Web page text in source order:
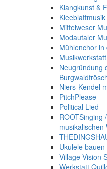
Klangkunst &
Mittelweser
Modautaler
Mühlenchor in
Neugründung
Niers-Kendel
PitchPlease
Political Lied
ROOTSinging
musikalischen
Ukulele bauen
Village Vision
Werkstatt